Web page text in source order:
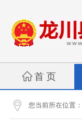
首 页
您当前所在位置：